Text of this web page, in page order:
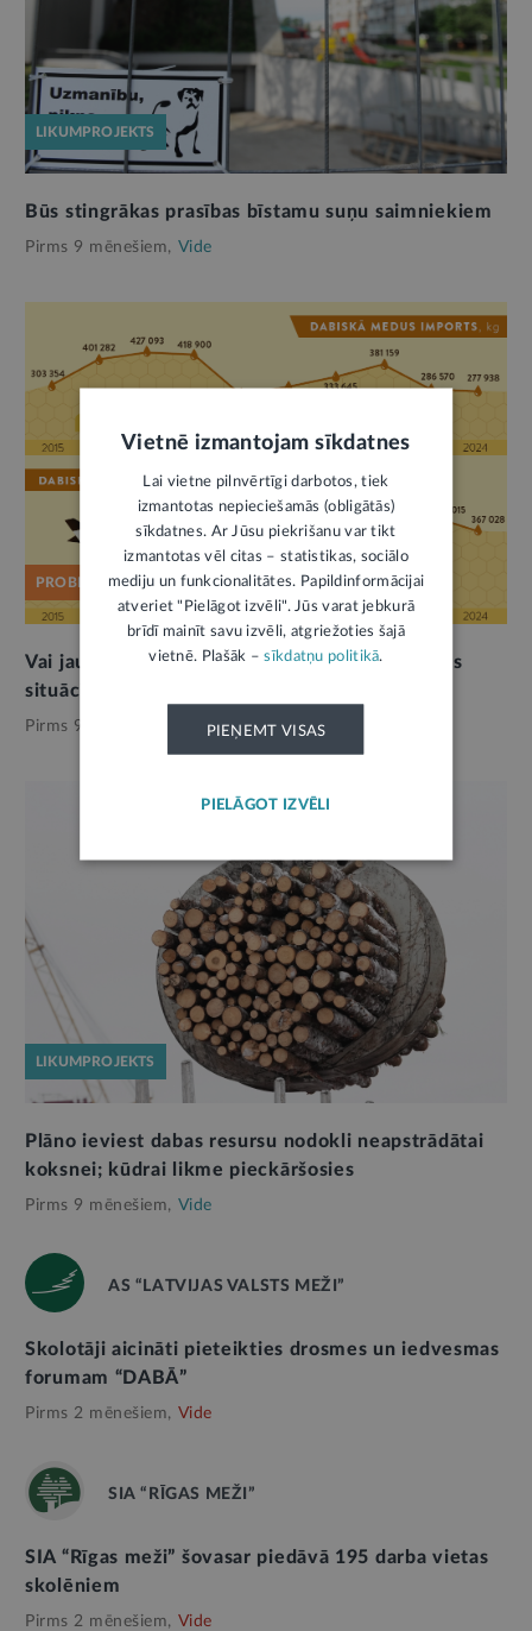
LIKUMPROJEKTS
Būs stingrākas prasības bīstamu suņu saimniekiem
Pirms 9 mēnešiem, Vide
PROBLĒMA
Vai jaunās marķēšanas prasības medum uzlabos
situāciju biškopībā?
Pirms 9 mēnešiem, Vide
LIKUMPROJEKTS
Plāno ieviest dabas resursu nodokli neapstrādātai
koksnei; kūdrai likme pieckāršosies
Pirms 9 mēnešiem, Vide
AS “LATVIJAS VALSTS MEŽI”
Skolotāji aicināti pieteikties drosmes un iedvesmas
forumam “DABĀ”
Pirms 2 mēnešiem, Vide
SIA “RĪGAS MEŽI”
SIA “Rīgas meži” šovasar piedāvā 195 darba vietas
skolēniem
Pirms 2 mēnešiem, Vide
Vietnē izmantojam sīkdatnes
Lai vietne pilnvērtīgi darbotos, tiek
izmantotas nepieciešamās (obligātās)
sīkdatnes. Ar Jūsu piekrišanu var tikt
izmantotas vēl citas – statistikas, sociālo
mediju un funkcionalitātes. Papildinformācijai
atveriet "Pielāgot izvēli". Jūs varat jebkurā
brīdī mainīt savu izvēli, atgriežoties šajā
vietnē. Plašāk –sīkdatņu politikā.
PIEŅEMT VISAS
PIELĀGOT IZVĒLI